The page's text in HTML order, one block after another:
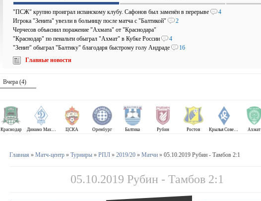
"ПСЖ" крупно проиграл испанскому клубу. Сафонов был заменён в перерыве
4
Игрока "Зенита" увезли в больницу после матча с "Балтикой"
2
Черчесов объяснил поражение "Ахмата" от "Краснодара"
"Краснодар" по пенальти обыграл "Ахмат" в Кубке России
4
"Зенит" обыграл "Балтику" благодаря быстрому голу Андраде
16
Главные новости
Вчера (4)
Краснодар Динамо Махачкала ЦСКА Оренбург Балтика Рубин Ростов Крылья Советов Ахмат
Главная » Матч-центр» Турниры» РПЛ» 2019/20» Матчи» 05.10.2019 Рубин - Тамбов 2:1
05.10.2019 Рубин - Тамбов 2:1